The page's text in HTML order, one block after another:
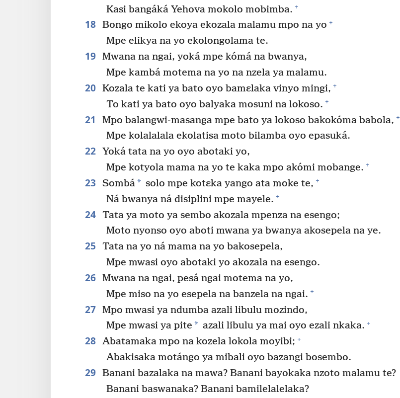
Kasi bangáká Yehova mokolo mobimba. +
18 Bongo mikolo ekoya ekozala malamu mpo na yo +
Mpe elikya na yo ekolongolama te.
19 Mwana na ngai, yoká mpe kómá na bwanya,
Mpe kambá motema na yo na nzela ya malamu.
20 Kozala te kati ya bato oyo bamɛlaka vinyo mingi, +
To kati ya bato oyo balyaka mosuni na lokoso. +
21 Mpo balangwi-masanga mpe bato ya lokoso bakokóma babola, +
Mpe kolalalala ekolatisa moto bilamba oyo epasuká.
22 Yoká tata na yo oyo abotaki yo,
Mpe kotyola mama na yo te kaka mpo akómi mobange. +
23 Sombá* solo mpe kotɛka yango ata moke te, +
Ná bwanya ná disiplini mpe mayele. +
24 Tata ya moto ya sembo akozala mpenza na esengo;
Moto nyonso oyo aboti mwana ya bwanya akosepela na ye.
25
Tata na yo ná mama na yo bakosepela,
Mpe mwasi oyo abotaki yo akozala na esengo.
26 Mwana na ngai, pesá ngai motema na yo,
Mpe miso na yo esepela na banzela na ngai. +
27 Mpo mwasi ya ndumba azali libulu mozindo,
Mpe mwasi ya pite * azali libulu ya mai oyo ezali nkaka. +
28 Abatamaka mpo na kozela lokola moyibi; +
Abakisaka motángo ya mibali oyo bazangi bosembo.
29 Banani bazalaka na mawa? Banani bayokaka nzoto malamu te?
Banani baswanaka? Banani bamilelalelaka?